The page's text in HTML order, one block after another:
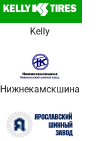
Kelly
Нижнекамскшина